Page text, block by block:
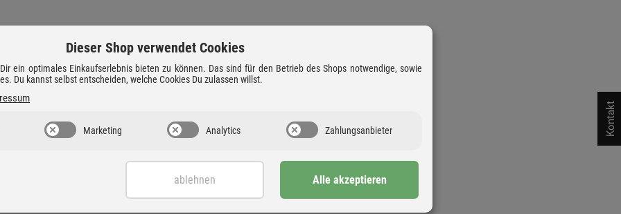
Plattenspielern kompatibel, sondern passt auch auf viele
Schätze vor Abnutzung und Kratzern.
Handwerkskunst auf modernste Technik. Mit
die durch ihre herausragende Klangqualität
Kontakt
Dieser Shop verwendet Cookies
ein optimales Einkaufserlebnis bieten zu können. Das sind für den Betrieb des Shops notwendige, sowie
Du kannst selbst entscheiden, welche Cookies Du zulassen willst.
Marketing Analytics Zahlungsanbieter
ablehnen Alle akzeptieren